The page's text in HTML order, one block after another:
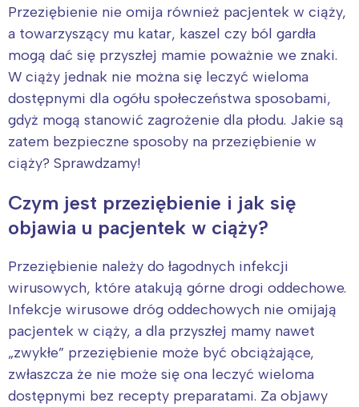
Przeziębienie nie omija również pacjentek w ciąży,
a towarzyszący mu katar, kaszel czy ból gardła
mogą dać się przyszłej mamie poważnie we znaki.
W ciąży jednak nie można się leczyć wieloma
dostępnymi dla ogółu społeczeństwa sposobami,
gdyż mogą stanowić zagrożenie dla płodu. Jakie są
zatem bezpieczne sposoby na przeziębienie w
ciąży? Sprawdzamy!
Czym jest przeziębienie i jak się
objawia u pacjentek w ciąży?
Przeziębienie należy do łagodnych infekcji
wirusowych, które atakują górne drogi oddechowe.
Infekcje wirusowe dróg oddechowych nie omijają
pacjentek w ciąży, a dla przyszłej mamy nawet
„zwykłe” przeziębienie może być obciążające,
zwłaszcza że nie może się ona leczyć wieloma
dostępnymi bez recepty preparatami. Za objawy